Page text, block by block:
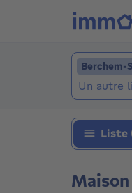
Localité
Berchem-
Ajouter un
Liste